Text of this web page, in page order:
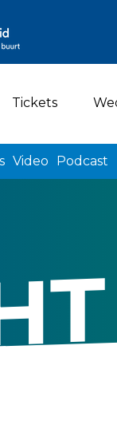
Tickets
Video Podcast